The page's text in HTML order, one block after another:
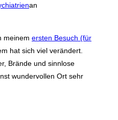
an
meinem ersten Besuch (für
hat sich viel verändert.
Brände und sinnlose
wundervollen Ort sehr